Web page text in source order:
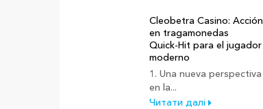
Cleobetra Casino: Acción
en tragamonedas
Quick‑Hit para el jugador
moderno
1. Una nueva perspectiva
en la...
Читати далі